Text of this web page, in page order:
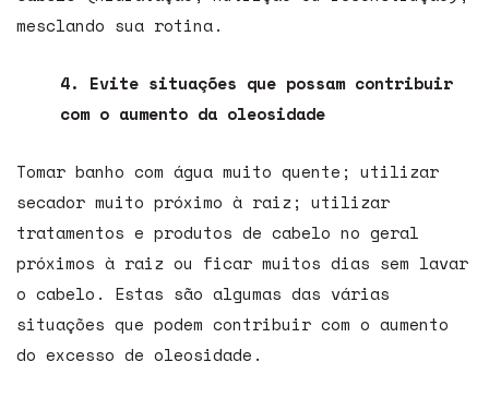
mesclando sua rotina.
4. Evite situações que possam contribuir
com o aumento da oleosidade
Tomar banho com água muito quente; utilizar
secador muito próximo à raiz; utilizar
tratamentos e produtos de cabelo no geral
próximos à raiz ou ficar muitos dias sem lavar
o cabelo. Estas são algumas das várias
situações que podem contribuir com o aumento
do excesso de oleosidade.